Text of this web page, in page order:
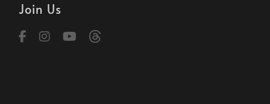
Join Us